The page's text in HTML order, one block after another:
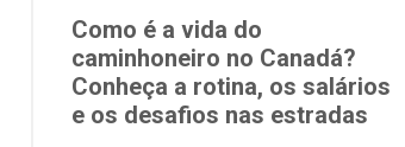
Como é a vida do
caminhoneiro no Canadá?
Conheça a rotina, os salários
e os desafios nas estradas